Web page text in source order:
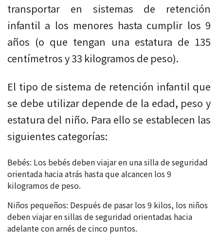
transportar en sistemas de retención
infantil a los menores hasta cumplir los 9
años (o que tengan una estatura de 135
centímetros y 33 kilogramos de peso).
El tipo de sistema de retención infantil que
se debe utilizar depende de la edad, peso y
estatura del niño. Para ello se establecen las
siguientes categorías:
Bebés: Los bebés deben viajar en una silla de seguridad
orientada hacia atrás hasta que alcancen los 9
kilogramos de peso.
Niños pequeños: Después de pasar los 9 kilos, los niños
deben viajar en sillas de seguridad orientadas hacia
adelante con arnés de cinco puntos.